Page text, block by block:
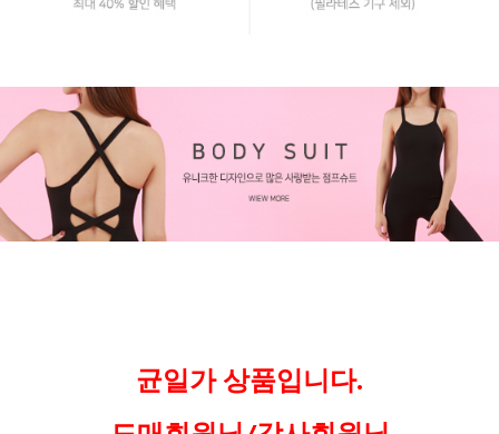
균일가 상품입니다.